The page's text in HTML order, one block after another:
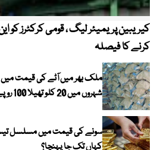
کرنے کا فیصلہ
ملک بھر میں آٹے کی قیمت
شہروں میں 20 کلو تھیلا 100 روپے تک مہنگا
سونے کی قیمت میں مسلسل
کہاں تک جا پہنچا؟